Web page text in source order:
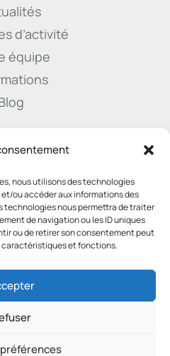
nous utilisons des technologies
ou accéder aux informations des
technologies nous permettra de traiter
de navigation ou les ID uniques
ou de retirer son consentement peut
et fonctions.
d’activité
équipe
45 74